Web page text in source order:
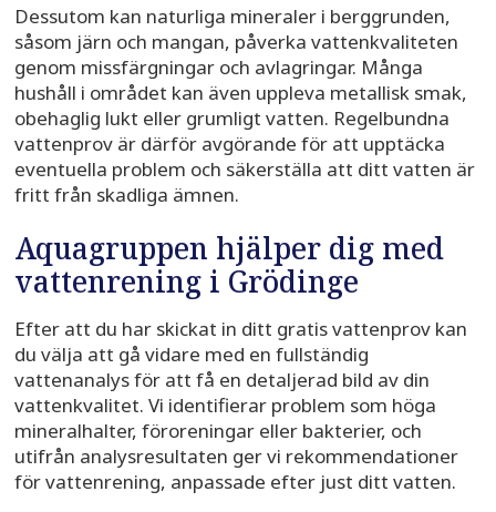
Dessutom kan naturliga mineraler i berggrunden,
såsom järn och mangan, påverka vattenkvaliteten
genom missfärgningar och avlagringar. Många
hushåll i området kan även uppleva metallisk smak,
obehaglig lukt eller grumligt vatten. Regelbundna
vattenprov är därför avgörande för att upptäcka
eventuella problem och säkerställa att ditt vatten är
fritt från skadliga ämnen.
Aquagruppen hjälper dig med
vattenrening i Grödinge
Efter att du har skickat in ditt gratis vattenprov kan
du välja att gå vidare med en fullständig
vattenanalys för att få en detaljerad bild av din
vattenkvalitet. Vi identifierar problem som höga
mineralhalter, föroreningar eller bakterier, och
utifrån analysresultaten ger vi rekommendationer
för vattenrening, anpassade efter just ditt vatten.